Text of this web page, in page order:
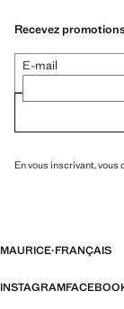
Recevez
E-mail
En vous inscrivant, vous
MAURICE·FRANÇAIS
INSTAGRAM